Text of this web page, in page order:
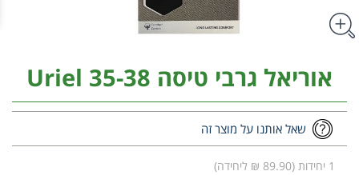
אוריאל גרבי טיסה 35-38 Uriel
שאל אותנו על מוצר זה
1 יחידות (89.90 ₪ ליחידה)